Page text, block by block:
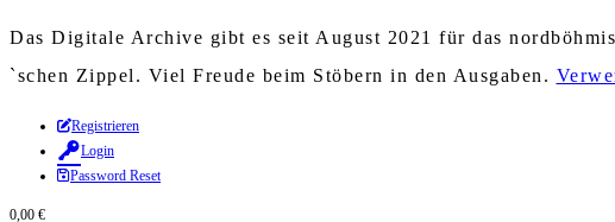
Das Digitale Archive gibt es seit August 2021 für das
`schen Zippel. Viel Freude beim Stöbern in den Ausgaben.
Zum
Inhalt
springen
Registrieren
Login
Password Reset
0,00 €